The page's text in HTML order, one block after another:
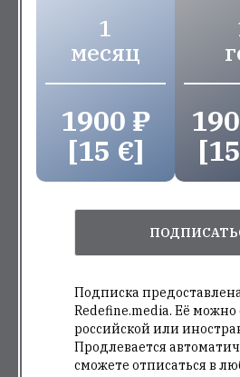
1
месяц
1900 ₽
[15 €]
Подписка
Redefine.media. Её можно
российской или
Продлевается
сможете отписаться в